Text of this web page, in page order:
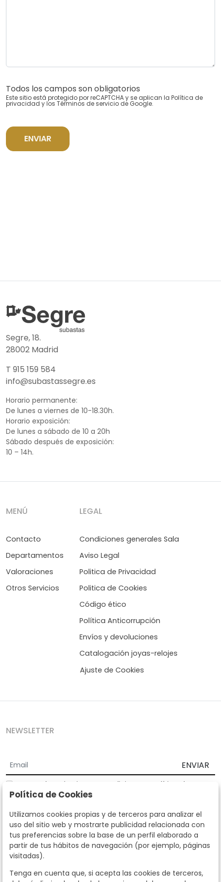
Todos los campos son obligatorios
Este sitio está protegido por reCAPTCHA y se aplican la Política de
privacidad y los Términos de servicio de Google.
ENVIAR
Segre, 18.
28002 Madrid
T 915 159 584
info@subastassegre.es
Horario permanente:
De lunes a viernes de 10-18.30h.
Horario exposición:
De lunes a sábado de 10 a 20h
Sábado después de exposición:
10 – 14h.
MENÚ
Contacto
Departamentos
Valoraciones
Otros Servicios
LEGAL
Condiciones generales Sala
Aviso Legal
Politica de Privacidad
Politica de Cookies
Código ético
Política Anticorrupción
Envíos y devoluciones
Catalogación joyas-relojes
Ajuste de Cookies
NEWSLETTER
ENVIAR
Acepto los Términos y Condiciones
Política de
privacidad
Según la LOPD y disposiciones de desarrollo, informamos que sus
datos personales serán tratados por parte de Subastas Segre con la
finalidad de gestionar la relación comercial. Puede ejercitar los
derechos de acceso, rectificación, cancelación, oposición y demás
derechos en los términos establecidos en la normativa vigente
dirigiéndote a nosotros. Asimismo, nos puede solicitar el envío de
llamando al teléfono 915159584 o enviando un e-mail a
Política de Cookies
Utilizamos cookies propias y de terceros para analizar el
uso del sitio web y mostrarte publicidad relacionada con
tus preferencias sobre la base de un perfil elaborado a
partir de tus hábitos de navegación (por ejemplo, páginas
visitadas).
Tenga en cuenta que, si acepta las cookies de terceros,